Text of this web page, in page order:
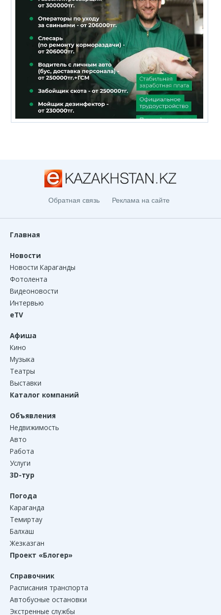
Обратная связь Реклама на сайте
Главная
Новости
Новости Караганды
Фотолента
Видеоновости
Интервью
eTV
Афиша
Кино
Музыка
Театры
Выставки
Каталог компаний
Объявления
Недвижимость
Авто
Работа
Услуги
3D-тур
Погода
Караганда
Темиртау
Балхаш
Жезказган
Проект «Блогер»
Справочник
Расписания транспорта
Автобусные остановки
Экстренные службы